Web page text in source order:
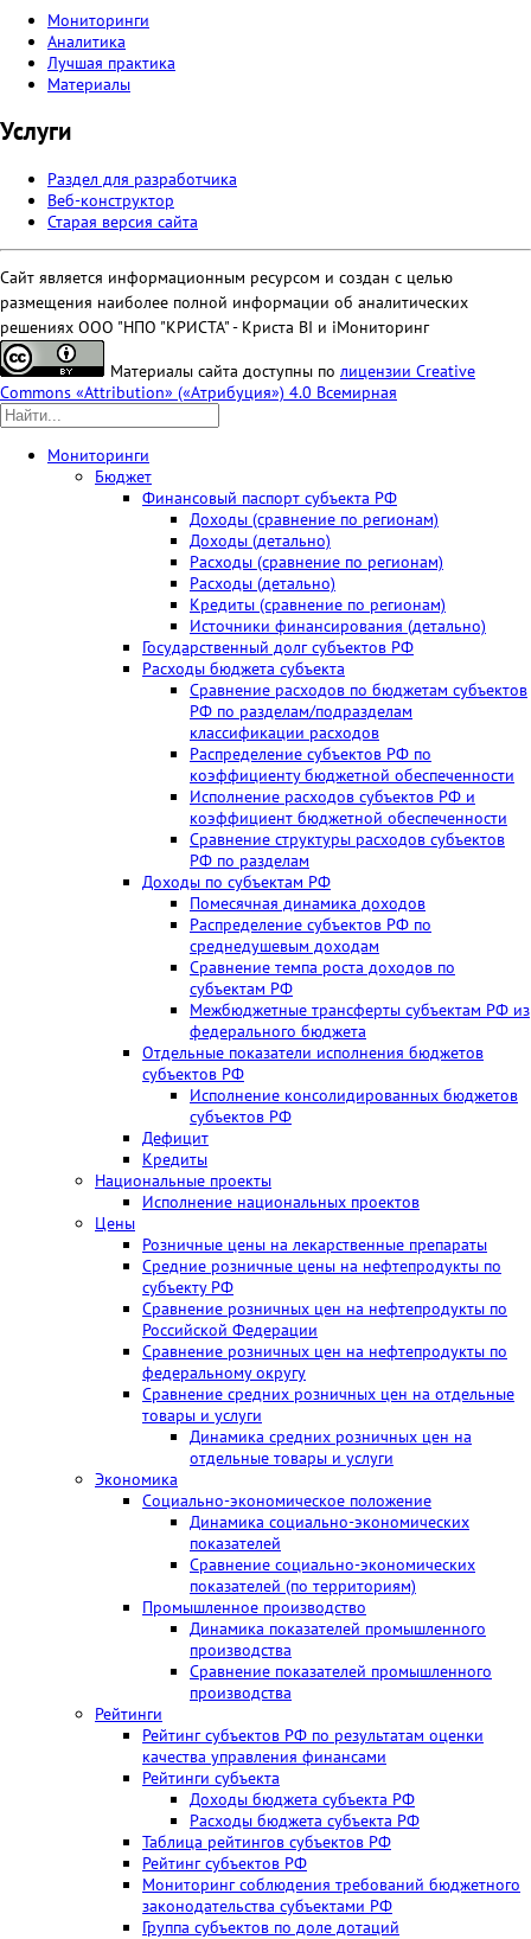
Мониторинги
Аналитика
Лучшая практика
Материалы
Услуги
Раздел для разработчика
Веб-конструктор
Старая версия сайта
Сайт является информационным ресурсом и создан с целью
размещения наиболее полной информации об аналитических
решениях ООО "НПО "КРИСТА" - Криста BI и iМониторинг
Материалы сайта доступны по лицензии Creative
Commons «Attribution» («Атрибуция») 4.0 Всемирная
Мониторинги
Бюджет
Финансовый паспорт субъекта РФ
Доходы (сравнение по регионам)
Доходы (детально)
Расходы (сравнение по регионам)
Расходы (детально)
Кредиты (сравнение по регионам)
Источники финансирования (детально)
Государственный долг субъектов РФ
Расходы бюджета субъекта
Сравнение расходов по бюджетам субъектов
РФ по разделам/подразделам
классификации расходов
Распределение субъектов РФ по
коэффициенту бюджетной обеспеченности
Исполнение расходов субъектов РФ и
коэффициент бюджетной обеспеченности
Сравнение структуры расходов субъектов
РФ по разделам
Доходы по субъектам РФ
Помесячная динамика доходов
Распределение субъектов РФ по
среднедушевым доходам
Сравнение темпа роста доходов по
субъектам РФ
Межбюджетные трансферты субъектам РФ из
федерального бюджета
Отдельные показатели исполнения бюджетов
субъектов РФ
Исполнение консолидированных бюджетов
субъектов РФ
Дефицит
Кредиты
Национальные проекты
Исполнение национальных проектов
Цены
Розничные цены на лекарственные препараты
Средние розничные цены на нефтепродукты по
субъекту РФ
Сравнение розничных цен на нефтепродукты по
Российской Федерации
Сравнение розничных цен на нефтепродукты по
федеральному округу
Сравнение средних розничных цен на отдельные
товары и услуги
Динамика средних розничных цен на
отдельные товары и услуги
Экономика
Социально-экономическое положение
Динамика социально-экономических
показателей
Сравнение социально-экономических
показателей (по территориям)
Промышленное производство
Динамика показателей промышленного
производства
Сравнение показателей промышленного
производства
Рейтинги
Рейтинг субъектов РФ по результатам оценки
качества управления финансами
Рейтинги субъекта
Доходы бюджета субъекта РФ
Расходы бюджета субъекта РФ
Таблица рейтингов субъектов РФ
Рейтинг субъектов РФ
Мониторинг соблюдения требований бюджетного
законодательства субъектами РФ
Группа субъектов по доле дотаций